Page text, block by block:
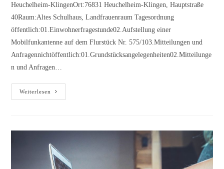
Heuchelheim-KlingenOrt:76831 Heuchelheim-Klingen, Hauptstraße
40Raum:Altes Schulhaus, Landfrauenraum Tagesordnung
öffentlich:01.Einwohnerfragestunde02.Aufstellung einer
Mobilfunkantenne auf dem Flurstück Nr. 575/103.Mitteilungen und
Anfragennichtöffentlich:01.Grundstücksangelegenheiten02.Mitteilunge
n und Anfragen…
Weiterlesen
Sitzung